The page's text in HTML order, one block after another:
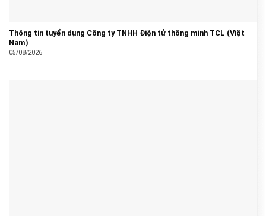
Thông tin tuyển dụng Công ty TNHH Điện tử thông minh TCL (Việt
Nam)
05/08/2026